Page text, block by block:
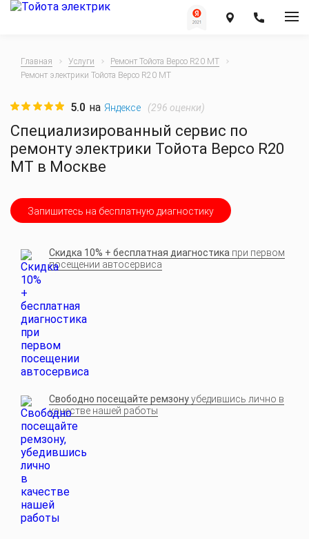
Главная Услуги
Ремонт Тойота Версо R20 MT
Ремонт электрики Тойота Версо R20 MT
Специализированный сервис по
ремонту электрики Тойота Версо R20
MT в Москве
5.0 на Яндексе (296 оценки)
Запишитесь на бесплатную диагностику
Скидка 10% + бесплатная диагностика при первом
посещении автосервиса
Свободно посещайте ремзонуубедившись лично в
качестве нашей работы